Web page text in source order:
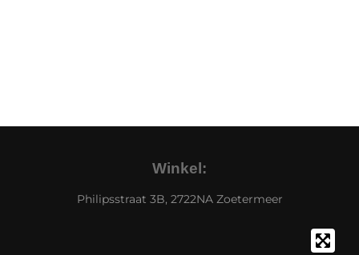
Winkel:
Philipsstraat 3B, 2722NA Zoetermeer